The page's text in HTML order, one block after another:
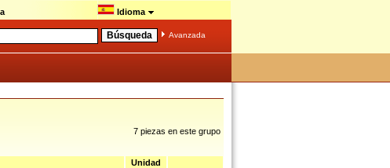
Idioma
Avanzada
7 piezas en este grupo
Unidad